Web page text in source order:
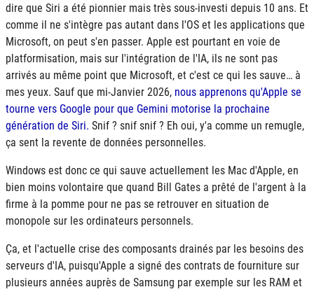
dire que Siri a été pionnier mais très sous-investi depuis 10 ans. Et
comme il ne s'intègre pas autant dans l'OS et les applications que
Microsoft, on peut s'en passer. Apple est pourtant en voie de
platformisation, mais sur l'intégration de l'IA, ils ne sont pas
arrivés au même point que Microsoft, et c'est ce qui les sauve… à
mes yeux. Sauf que mi-Janvier 2026, nous apprenons qu'Apple se
tourne vers Google pour que Gemini motorise la prochaine
génération de Siri. Snif ? snif snif ? Eh oui, y'a comme un remugle,
ça sent la revente de données personnelles.
Windows est donc ce qui sauve actuellement les Mac d'Apple, en
bien moins volontaire que quand Bill Gates a prêté de l'argent à la
firme à la pomme pour ne pas se retrouver en situation de
monopole sur les ordinateurs personnels.
Ça, et l'actuelle crise des composants drainés par les besoins des
serveurs d'IA, puisqu'Apple a signé des contrats de fourniture sur
plusieurs années auprès de Samsung par exemple sur les RAM et